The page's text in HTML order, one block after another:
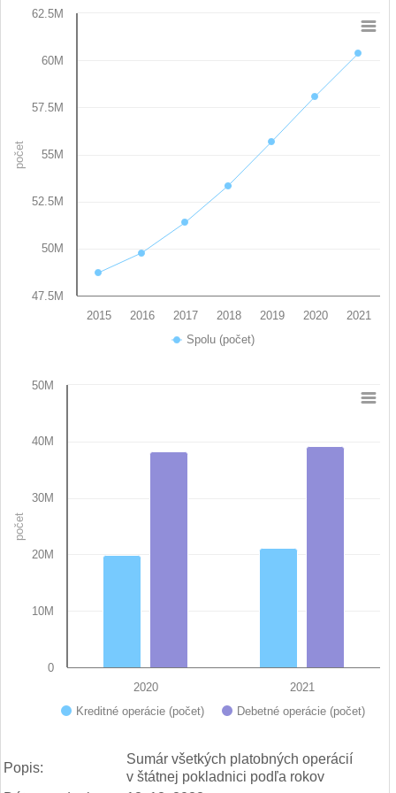
The chart has 1 X axis displaying categories.
The chart has 1 Y axis displaying počet. Data ranges from
počet
Spolu (počet)
2015 2016 2017 2018 2019 2020 2021
47.5M
50M
52.5M
55M
57.5M
60M
62.5M
Bar chart with 2 data series.
The chart has 1 Y axis displaying počet. Data ranges from
počet
Kreditné operácie (počet) Debetné operácie (počet)
2020 2021
0
10M
20M
30M
40M
50M
Popis:
Sumár všetkých platobných operácií
v štátnej pokladnici podľa rokov